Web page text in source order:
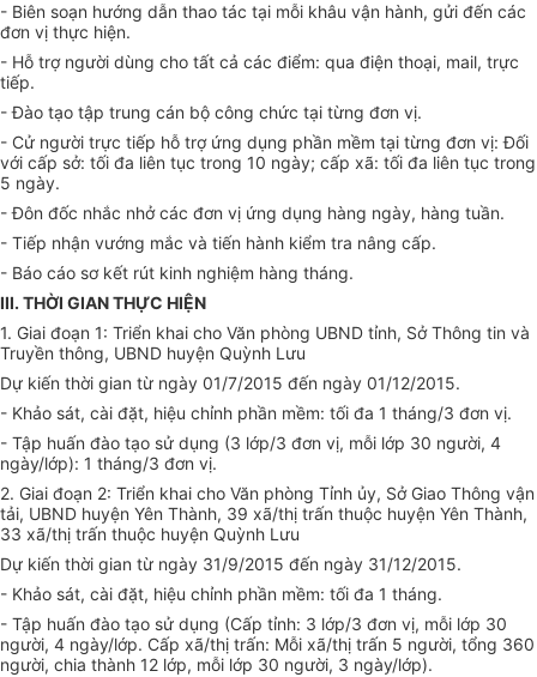
- Biên soạn hướng dẫn thao tác tại mỗi khâu vận hành, gửi đến các
đơn vị thực hiện.
- Hỗ trợ người dùng cho tất cả các điểm: qua điện thoại, mail, trực
tiếp.
- Đào tạo tập trung cán bộ công chức tại từng đơn vị.
- Cử người trực tiếp hỗ trợ ứng dụng phần mềm tại từng đơn vị: Đối
với cấp sở: tối đa liên tục trong 10 ngày; cấp xã: tối đa liên tục trong
5 ngày.
- Đôn đốc nhắc nhở các đơn vị ứng dụng hàng ngày, hàng tuần.
- Tiếp nhận vướng mắc và tiến hành kiểm tra nâng cấp.
- Báo cáo sơ kết rút kinh nghiệm hàng tháng.
III. THỜI GIAN THỰC HIỆN
1. Giai đoạn 1: Triển khai cho Văn phòng UBND tỉnh, Sở Thông tin và
Truyền thông, UBND huyện Quỳnh Lưu
Dự kiến thời gian từ ngày 01/7/2015 đến ngày 01/12/2015.
- Khảo sát, cài đặt, hiệu chỉnh phần mềm: tối đa 1 tháng/3 đơn vị.
- Tập huấn đào tạo sử dụng (3 lớp/3 đơn vị, mỗi lớp 30 người, 4
ngày/lớp): 1 tháng/3 đơn vị.
2. Giai đoạn 2: Triển khai cho Văn phòng Tỉnh ủy, Sở Giao Thông vận
tải, UBND huyện Yên Thành, 39 xã/thị trấn thuộc huyện Yên Thành,
33 xã/thị trấn thuộc huyện Quỳnh Lưu
Dự kiến thời gian từ ngày 31/9/2015 đến ngày 31/12/2015.
- Khảo sát, cài đặt, hiệu chỉnh phần mềm: tối đa 1 tháng.
- Tập huấn đào tạo sử dụng (Cấp tỉnh: 3 lớp/3 đơn vị, mỗi lớp 30
người, 4 ngày/lớp. Cấp xã/thị trấn: Mỗi xã/thị trấn 5 người, tổng 360
người, chia thành 12 lớp, mỗi lớp 30 người, 3 ngày/lớp).